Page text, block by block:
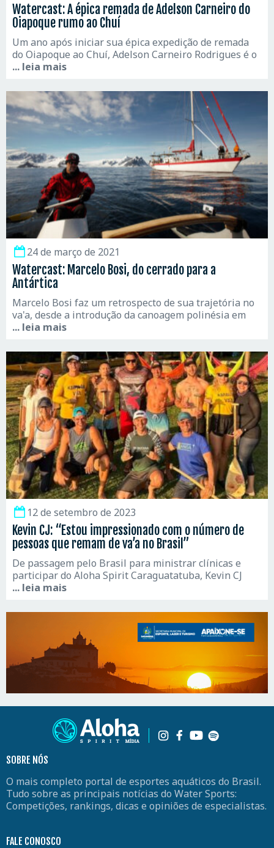
Watercast: A épica remada de Adelson Carneiro do
Oiapoque rumo ao Chuí
Um ano após iniciar sua épica expedição de remada
do Oiapoque ao Chuí, Adelson Carneiro Rodrigues é o
... leia mais
24 de março de 2021
Watercast: Marcelo Bosi, do cerrado para a
Antártica
Marcelo Bosi faz um retrospecto de sua trajetória no
va'a, desde a introdução da canoagem polinésia em
... leia mais
12 de setembro de 2023
Kevin CJ: “Estou impressionado com o número de
pessoas que remam de va’a no Brasil”
De passagem pelo Brasil para ministrar clínicas e
participar do Aloha Spirit Caraguatatuba, Kevin CJ
... leia mais
SOBRE NÓS
O mais completo portal de esportes aquáticos do Brasil.
Tudo sobre as principais notícias do Water Sports:
Competições, rankings, dicas e opiniões de especialistas.
FALE CONOSCO